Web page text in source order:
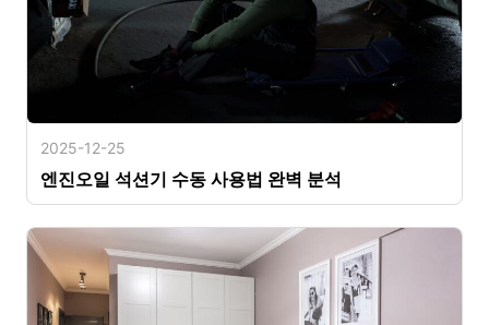
2025-12-25
엔진오일 석션기 수동 사용법 완벽 분석